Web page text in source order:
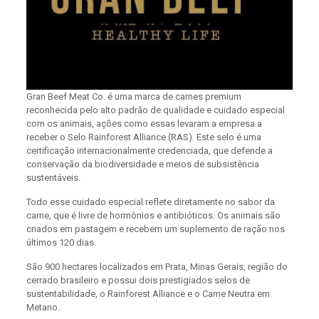
Gran Beef Meat Co. é uma marca de carnes premium
reconhecida pelo alto padrão de qualidade e cuidado especial
com os animais, ações como essas levaram a empresa a
receber o Selo Rainforest Alliance (RAS). Este selo é uma
certificação internacionalmente credenciada, que defende a
conservação da biodiversidade e meios de subsistência
sustentáveis.
Todo esse cuidado especial reflete diretamente no sabor da
carne, que é livre de hormônios e antibióticos. Os animais são
criados em pastagem e recebem um suplemento de ração nos
últimos 120 dias.
São 900 hectares localizados em Prata, Minas Gerais, região do
cerrado brasileiro e possui dois prestigiados selos de
sustentabilidade, o Rainforest Alliance e o Carne Neutra em
Metano.